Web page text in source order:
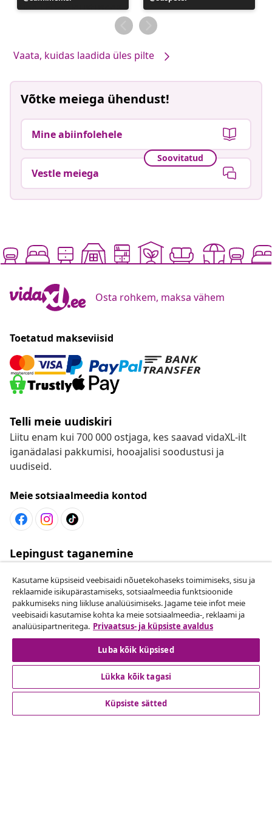
avaldatud
avaldatud
Vaata, kuidas laadida üles pilte
Võtke meiega ühendust!
Mine abiinfolehele
Soovitatud
Vestle meiega
Osta rohkem, maksa vähem
Toetatud makseviisid
Telli meie uudiskiri
Liitu enam kui 700 000 ostjaga, kes saavad vidaXL-ilt
iganädalasi pakkumisi, hooajalisi soodustusi ja
uudiseid.
Meie sotsiaalmeedia kontod
Lepingust taganemine
Lepingust taganemine
Klienditeenindus
Ettevõte
Kasutame küpsiseid veebisaidi nõuetekohaseks toimimiseks, sisu ja
reklaamide isikupärastamiseks, sotsiaalmeedia funktsioonide
pakkumiseks ning liikluse analüüsimiseks. Jagame teie infot meie
veebisaidi kasutamise kohta ka meie sotsiaalmeedia-, reklaami ja
analüüsipartneritega. Privaatsus- ja küpsiste avaldus
Luba kõik küpsised
Lükka kõik tagasi
Küpsiste sätted